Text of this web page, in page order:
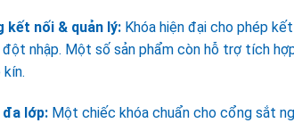
kết nối & quản lý: Khóa hiện đại cho phép
đột nhập. Một số sản phẩm còn hỗ trợ tích
kín.
lớp: Một chiếc khóa chuẩn cho cổng sắt